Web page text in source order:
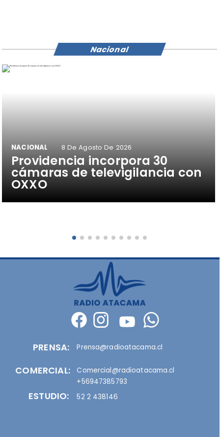
Providencia incorpora 30
cámaras de televigilancia con
OXXO
NACIONAL 8 De Agosto De 2026
Nacional
PRENSA:
COMERCIAL:
Prensa@radioatacama.cl
Comercial@radioatacama.cl
+56947385793
ESTUDIO: 52 2 438146